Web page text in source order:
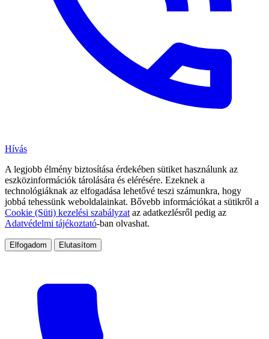
Hívás
A legjobb élmény biztosítása érdekében sütiket használunk az
eszközinformációk tárolására és elérésére. Ezeknek a
technológiáknak az elfogadása lehetővé teszi számunkra, hogy
jobbá tehessünk weboldalainkat. Bővebb információkat a sütikről a
Cookie (Süti) kezelési szabályzat az adatkezlésről pedig az
Adatvédelmi tájékoztató-ban olvashat.
Elfogadom Elutasítom